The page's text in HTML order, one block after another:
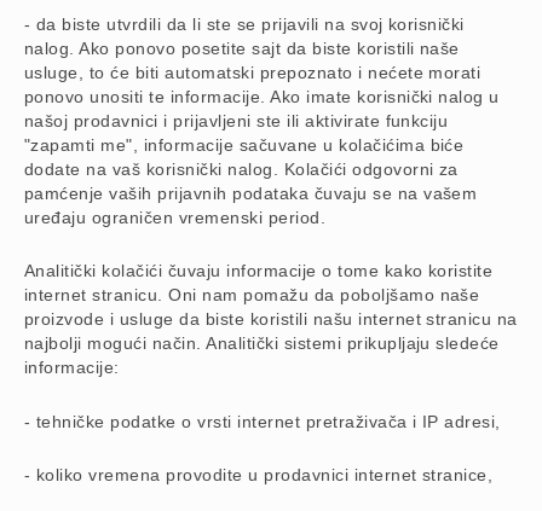
- da biste utvrdili da li ste se prijavili na svoj korisnički
nalog. Ako ponovo posetite sajt da biste koristili naše
usluge, to će biti automatski prepoznato i nećete morati
ponovo unositi te informacije. Ako imate korisnički nalog u
našoj prodavnici i prijavljeni ste ili aktivirate funkciju
"zapamti me", informacije sačuvane u kolačićima biće
dodate na vaš korisnički nalog. Kolačići odgovorni za
pamćenje vaših prijavnih podataka čuvaju se na vašem
uređaju ograničen vremenski period.
Analitički kolačići čuvaju informacije o tome kako koristite
internet stranicu. Oni nam pomažu da poboljšamo naše
proizvode i usluge da biste koristili našu internet stranicu na
najbolji mogući način. Analitički sistemi prikupljaju sledeće
informacije:
- tehničke podatke o vrsti internet pretraživača i IP adresi,
- koliko vremena provodite u prodavnici internet stranice,